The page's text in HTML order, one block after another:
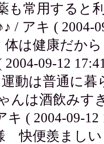
も常用すると
/ アキ ( 2004-
は健康だから
09-12
動は普通に暮
んは酒飲みす
キ ( 2004-09-12
快便羨ましい